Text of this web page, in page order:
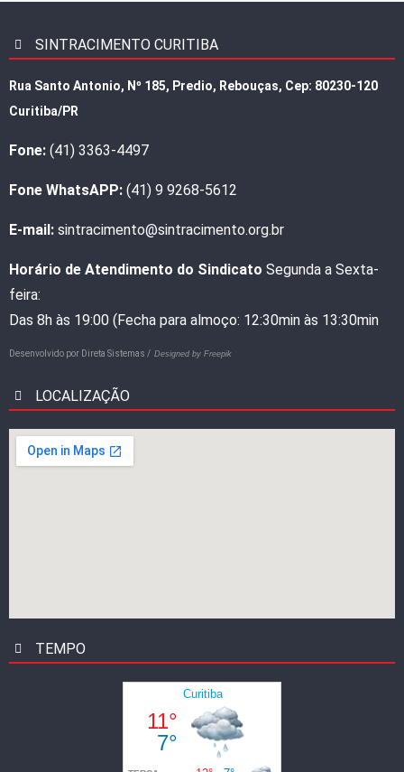
SINTRACIMENTO CURITIBA
Rua Santo Antonio, Nº 185, Predio, Rebouças, Cep: 80230-120
Curitiba/PR
Fone: (41) 3363-4497
Fone WhatsAPP: (41) 9 9268-5612
E-mail: sintracimento@sintracimento.org.br
Horário de Atendimento do Sindicato Segunda a Sexta-
feira:
Das 8h às 19:00 (Fecha para almoço: 12:30min às 13:30min
Desenvolvido por Direta Sistemas / Designed by Freepik
LOCALIZAÇÃO
TEMPO